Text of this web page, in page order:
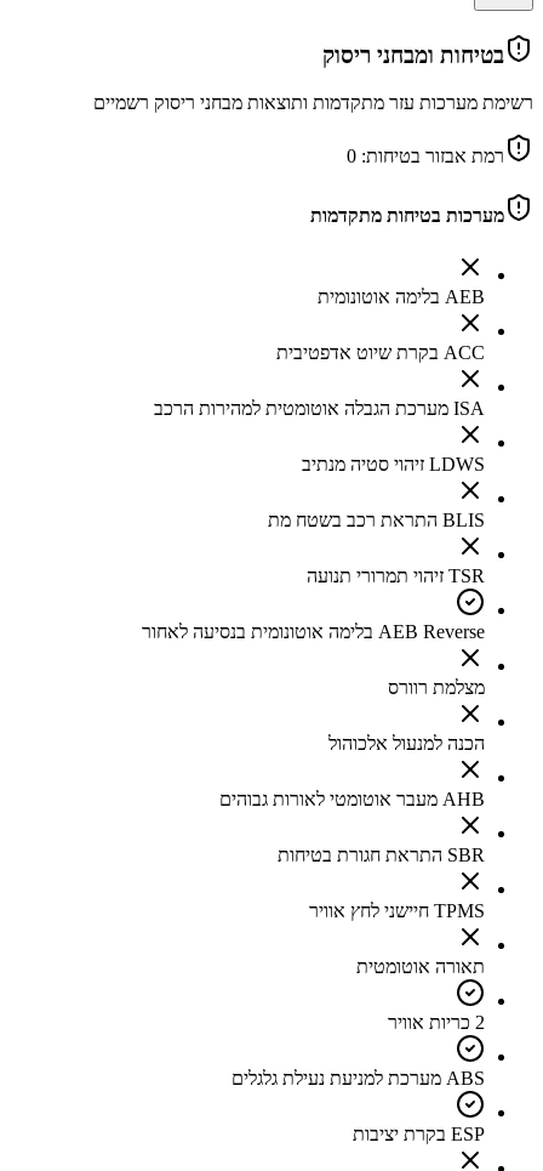
בטיחות ומבחני ריסוק
רשימת מערכות עזר מתקדמות ותוצאות מבחני ריסוק רשמיים
רמת אבזור בטיחות: 0
מערכות בטיחות מתקדמות
AEB בלימה אוטונומית
ACC בקרת שיוט אדפטיבית
ISA מערכת הגבלה אוטומטית למהירות הרכב
LDWS זיהוי סטיה מנתיב
BLIS התראת רכב בשטח מת
TSR זיהוי תמרורי תנועה
AEB Reverse בלימה אוטונומית בנסיעה לאחור
מצלמת רוורס
הכנה למנעול אלכוהול
AHB מעבר אוטומטי לאורות גבוהים
SBR התראת חגורת בטיחות
TPMS חיישני לחץ אוויר
תאורה אוטומטית
2 כריות אוויר
ABS מערכת למניעת נעילת גלגלים
ESP בקרת יציבות